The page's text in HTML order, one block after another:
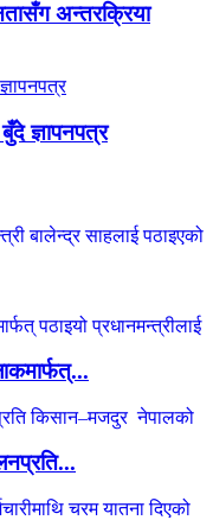
अन्तरक्रिया
ज्ञापनपत्र